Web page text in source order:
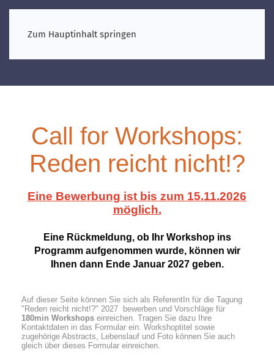
Zum Hauptinhalt springen
Call for Workshops:
Reden reicht nicht!?
Eine Bewerbung ist bis zum 15.11.2026
möglich.
Eine Rückmeldung, ob Ihr Workshop ins
Programm aufgenommen wurde, können wir
Ihnen dann Ende Januar 2027 geben.
Auf dieser Seite können Sie sich als ReferentIn für die Tagung
"Reden reicht nicht!?" 2027 bewerben und Vorschläge für
180min Workshops einreichen. Tragen Sie dazu Ihre
Kontaktdaten in das Formular ein. Workshoptitel sowie
zugehörige Abstracts, Lebenslauf und Foto können Sie auch
gleich über dieses Formular einreichen.